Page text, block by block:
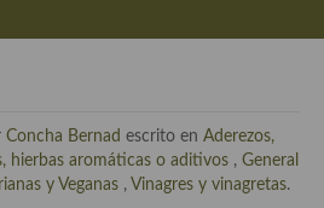
Concha Bernad escrito en Aderezos,
hierbas aromáticas o aditivos , General
y Veganas , Vinagres y vinagretas.